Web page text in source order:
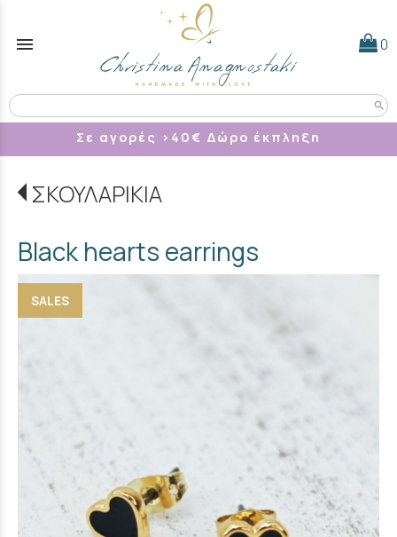
menu 0
search
Σε αγορές >40 € Δώρο έκπληξη
ΣΚΟΥΛΑΡΙΚΙΑ
Black hearts earrings
SALES